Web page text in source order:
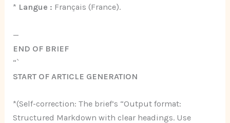
* Langue : Français (France).
—
END OF BRIEF
“`
START OF ARTICLE GENERATION
*(Self-correction: The brief’s “Output format:
Structured Markdown with clear headings. Use